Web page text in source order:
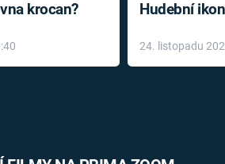
krocan?
Hudební
léky
24. listopadu